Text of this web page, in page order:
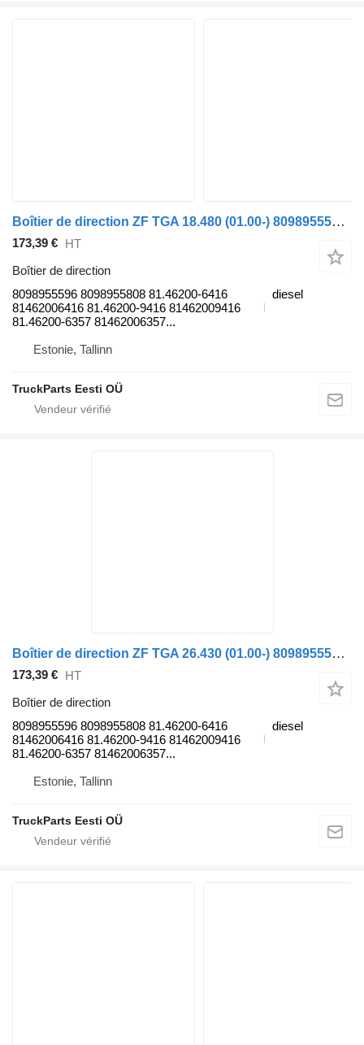
Boîtier de direction ZF TGA 18.480 (01.00-) 8098955596 pour tracteur routier MAN 4-series, TGA (1993-2009)
173,39 € HT
Boîtier de direction
8098955596 8098955808 81.46200-6416
81462006416 81.46200-9416 81462009416
81.46200-6357 81462006357...
diesel
Estonie, Tallinn
TruckParts Eesti OÜ
Boîtier de direction ZF TGA 26.430 (01.00-) 8098955596 pour tracteur routier MAN 4-series, TGA (1993-2009)
173,39 € HT
Boîtier de direction
8098955596 8098955808 81.46200-6416
81462006416 81.46200-9416 81462009416
81.46200-6357 81462006357...
diesel
Estonie, Tallinn
TruckParts Eesti OÜ